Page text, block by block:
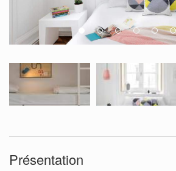
Présentation